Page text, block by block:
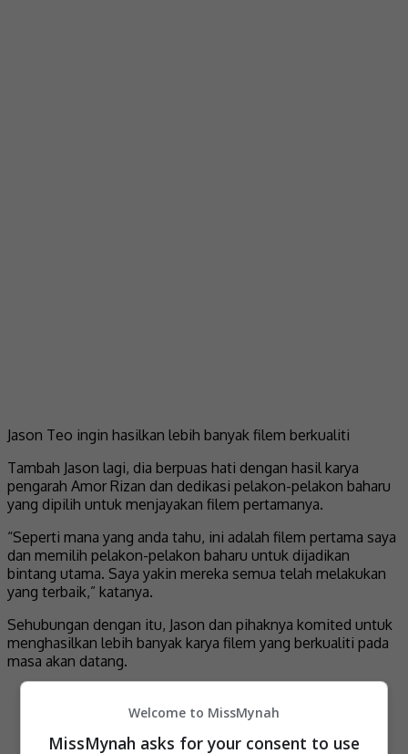
Jason Teo ingin hasilkan lebih banyak filem berkualiti
Tambah Jason lagi, dia berpuas hati dengan hasil karya
pengarah Amor Rizan dan dedikasi pelakon-pelakon baharu
yang dipilih untuk menjayakan filem pertamanya.
“Seperti mana yang anda tahu, ini adalah filem pertama saya
dan memilih pelakon-pelakon baharu untuk dijadikan
bintang utama. Saya yakin mereka semua telah melakukan
yang terbaik,” katanya.
Sehubungan dengan itu, Jason dan pihaknya komited untuk
menghasilkan lebih banyak karya filem yang berkualiti pada
masa akan datang.
Welcome to MissMynah
MissMynah asks for your consent to use